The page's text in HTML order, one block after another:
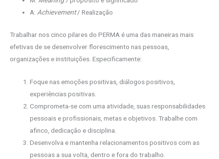
A:Achievement/ Realização
Trabalhar nos cinco pilares do PERMA é uma das maneiras mais
efetivas de se desenvolver florescimento nas pessoas,
organizações e instituições. Especificamente:
Foque nas emoções positivas, diálogos positivos,
experiências positivas.
Comprometa-se com uma atividade, suas responsabilidades
pessoais e profissionais, metas e objetivos. Trabalhe com
afinco, dedicação e disciplina.
Desenvolva e mantenha relacionamentos positivos com as
pessoas a sua volta, dentro e fora do trabalho.